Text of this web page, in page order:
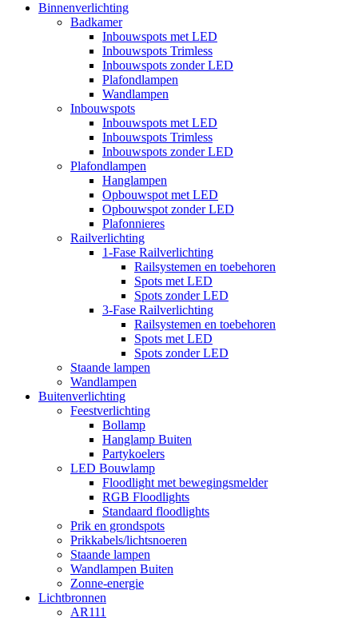
Binnenverlichting
Badkamer
Inbouwspots met LED
Inbouwspots Trimless
Inbouwspots zonder LED
Plafondlampen
Wandlampen
Inbouwspots
Inbouwspots met LED
Inbouwspots Trimless
Inbouwspots zonder LED
Plafondlampen
Hanglampen
Opbouwspot met LED
Opbouwspot zonder LED
Plafonnieres
Railverlichting
1-Fase Railverlichting
Railsystemen en toebehoren
Spots met LED
Spots zonder LED
3-Fase Railverlichting
Railsystemen en toebehoren
Spots met LED
Spots zonder LED
Staande lampen
Wandlampen
Buitenverlichting
Feestverlichting
Bollamp
Hanglamp Buiten
Partykoelers
LED Bouwlamp
Floodlight met bewegingsmelder
RGB Floodlights
Standaard floodlights
Prik en grondspots
Prikkabels/lichtsnoeren
Staande lampen
Wandlampen Buiten
Zonne-energie
Lichtbronnen
AR111